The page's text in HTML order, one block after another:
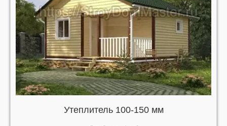
Утеплитель 100-150 мм